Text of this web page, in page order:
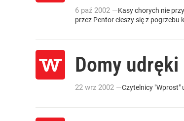
6 paź 2002 —Kasy chorych nie
przez Pentor cieszy się z pogrzebu
Domy udręki
22 wrz 2002 —Czytelnicy